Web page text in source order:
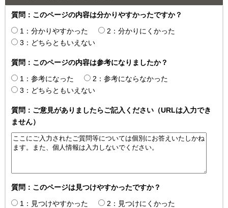
質問：このページの内容は分かりやすかったですか？
1：分かりやすかった
2：分かりにくかった
3：どちらともいえない
質問：このページの内容は参考になりましたか？
1：参考になった
2：参考にならなかった
3：どちらともいえない
質問：ご意見がありましたらご記入ください（URLは入力でき
ません）
質問：このページは見つけやすかったですか？
1：見つけやすかった
2：見つけにくかった